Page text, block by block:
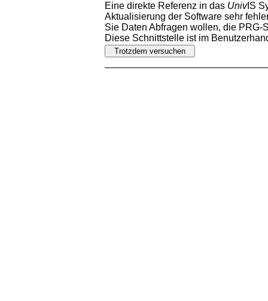
Eine direkte Referenz in das UnivIS
Aktualisierung der Software sehr
Sie Daten Abfragen wollen, die PRG-
Diese Schnittstelle ist im